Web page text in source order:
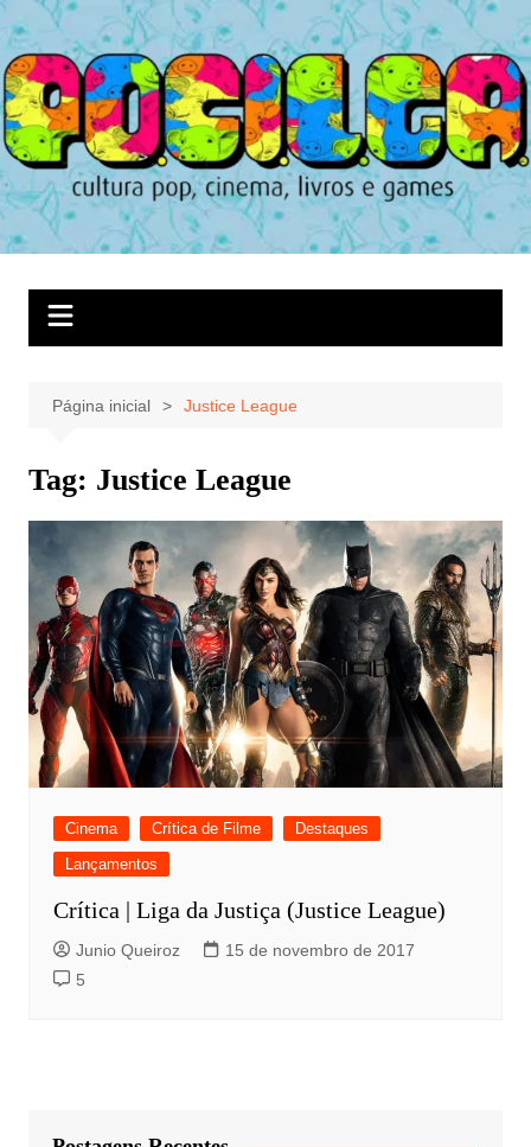
Ir
para
o
conteúdo
Página inicial Justice League
Tag: Justice League
Cinema Crítica de Filme
Destaques
Lançamentos
Crítica | Liga da Justiça (Justice League)
Junio Queiroz
15 de novembro de 2017
5